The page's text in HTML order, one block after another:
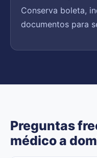
Conserva boleta,
documentos para
Preguntas
médico a